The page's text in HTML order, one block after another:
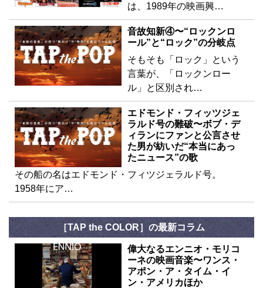
は、1989年の映画興…
音故知新④〜“ロックンロ
ール”と“ロック”の分岐点
そもそも「ロック」という
言葉が、「ロックンロー
ル」と区別され…
エドモンド・フィッツジェ
ラルド号の難破〜ボブ・デ
ィランにファンと公言させ
た男が紡いだ“本当にあっ
たニュース”の歌
その船の名はエドモンド・フィツジェラルド号。
1958年にア…
［TAP the COLOR］の最新コラム
偉大なるエンニオ・モリコ
ーネの映画音楽〜ワンス・
アポン・ア・タイム・イ
ン・アメリカほか